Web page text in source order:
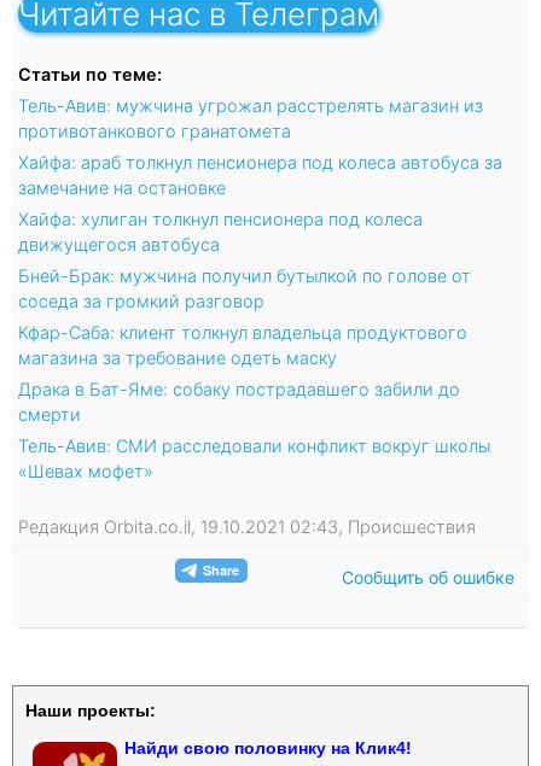
Читайте нас в Телеграм
Статьи по теме:
Тель-Авив: мужчина угрожал расстрелять магазин из
противотанкового гранатомета
Хайфа: араб толкнул пенсионера под колеса автобуса за
замечание на остановке
Хайфа: хулиган толкнул пенсионера под колеса
движущегося автобуса
Бней-Брак: мужчина получил бутылкой по голове от
соседа за громкий разговор
Кфар-Саба: клиент толкнул владельца продуктового
магазина за требование одеть маску
Драка в Бат-Яме: собаку пострадавшего забили до
смерти
Тель-Авив: СМИ расследовали конфликт вокруг школы
«Шевах мофет»
Редакция Orbita.co.il, 19.10.2021 02:43, Происшествия
Сообщить об ошибке
Наши проекты:
Найди свою половинку на Клик4!